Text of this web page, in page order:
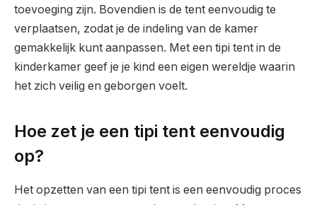
toevoeging zijn. Bovendien is de tent eenvoudig te
verplaatsen, zodat je de indeling van de kamer
gemakkelijk kunt aanpassen. Met een tipi tent in de
kinderkamer geef je je kind een eigen wereldje waarin
het zich veilig en geborgen voelt.
Hoe zet je een tipi tent eenvoudig
op?
Het opzetten van een tipi tent is een eenvoudig proces